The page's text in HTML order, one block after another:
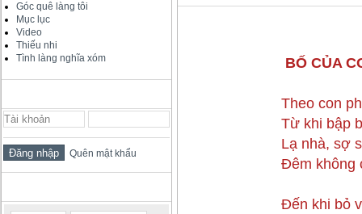
Góc quê làng tôi
Mục lục
Video
Thiếu nhi
Tình làng nghĩa xóm
Quên mật khẩu
BỐ CỦA
Theo con
Từ khi bập
Lạ nhà, sợ
Đêm không
Đến khi bỏ